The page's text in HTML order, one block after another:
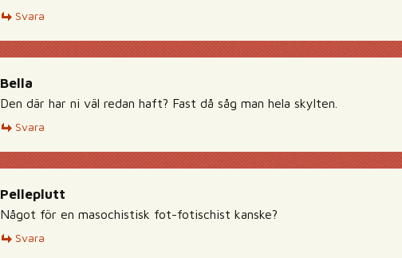
Svara
Bella
Den där har ni väl redan haft? Fast då såg man hela skylten.
Svara
Pelleplutt
Något för en masochistisk fot-fotischist kanske?
Svara